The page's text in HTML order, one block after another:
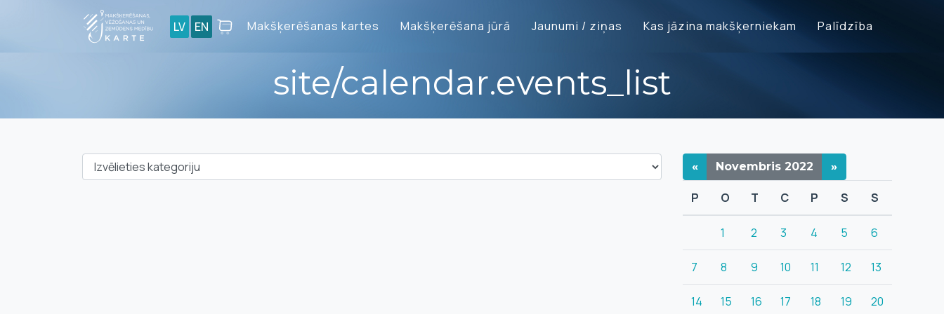
LV EN Makšķerēšanas kartes Makšķerēšana jūrā Jaunumi / ziņas Kas jāzina makšķerniekam Palīdzība
site/calendar.events_list
« Novembris 2022 »
P O T C P S S
1 2 3 4 5 6
7 8 9 10 11 12 13
14 15 16 17 18 19 20